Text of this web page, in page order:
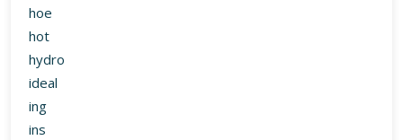
hoe
hot
hydro
ideal
ing
ins